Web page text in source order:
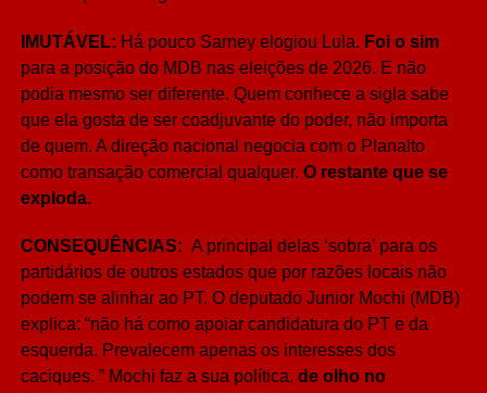
IMUTÁVEL: Há pouco Sarney elogiou Lula. Foi o sim
para a posição do MDB nas eleições de 2026. E não
podia mesmo ser diferente. Quem conhece a sigla sabe
que ela gosta de ser coadjuvante do poder, não importa
de quem. A direção nacional negocia com o Planalto
como transação comercial qualquer. O restante que se
exploda.
CONSEQUÊNCIAS: A principal delas ‘sobra’ para os
partidários de outros estados que por razões locais não
podem se alinhar ao PT. O deputado Junior Mochi (MDB)
explica: “não há como apoiar candidatura do PT e da
esquerda. Prevalecem apenas os interesses dos
caciques. ” Mochi faz a sua política, de olho no